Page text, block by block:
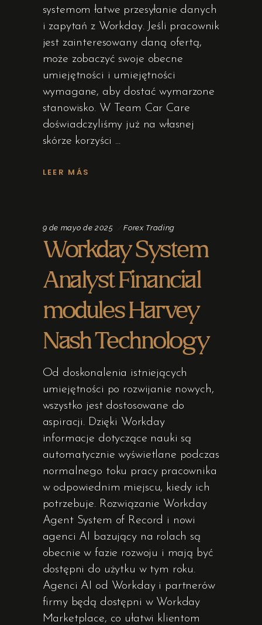
systemom łatwe przesyłanie danych
i zapytań z Workday. Jeśli pracownik
jest zainteresowany daną ofertą,
może zobaczyć swoje obecne
umiejętności i umiejętności
wymagane, aby dostać wymarzone
stanowisko. W Team Car Care
doświadczyliśmy już na własnej
skórze korzyści
LEER MÁS
9 de mayo de 2025 Forex Trading
Workday System
Analyst Financial
modules Harvey
Nash Technology
Od doskonalenia istniejących
umiejętności po rozwijanie nowych,
wszystko jest dostosowane do
aspiracji. Dzięki Workday
informacje dotyczące nauki są
automatycznie wyświetlane podczas
normalnego toku pracy pracownika
w odpowiednim miejscu, kiedy ich
potrzebuje. Rozwiązanie Workday
Agent System of Record i nowi
agenci AI bazujący na rolach są
obecnie w fazie rozwoju i mają być
dostępni do użytku w tym roku.
Agenci AI od Workday i partnerów
firmy będą dostępni w Workday
Marketplace, co ułatwi klientom